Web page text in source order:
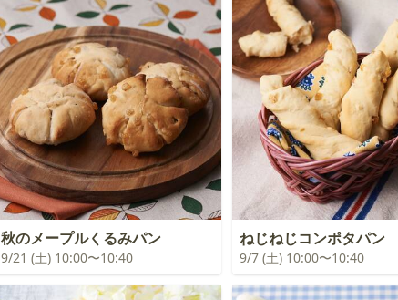
秋のメープルくるみパン
9/21 (土) 10:00〜10:40
ねじねじコンポタパン
9/7 (土) 10:00〜10:40